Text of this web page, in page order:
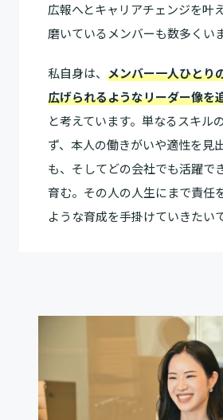
広報へとキャリアチェンジを叶
磨いているメンバーも数多くい
私自身は、 メンバー一人ひとり
広げられるようなリーダー像を
と考えています。単なるスキル
ず、本人の働きがいや適性を見
も、そしてどの会社でも活躍で
育む。その人の人生にまで責任
ような育成を手掛けていきたい